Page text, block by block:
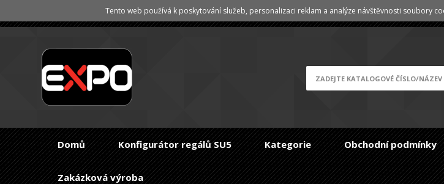
Domů Konfigurátor regálů SU5 Kategorie Obchodní podmínky
Zakázková výroba
Tento web používá k poskytování služeb, personalizaci reklam a analýze návštěvnosti soubory